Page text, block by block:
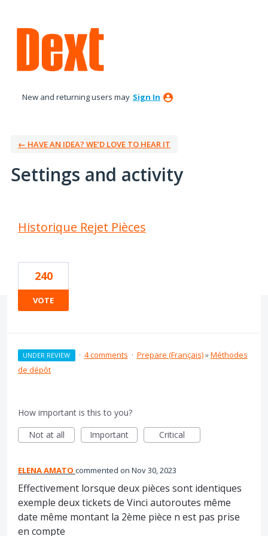
New and returning users may Sign In
← HAVE AN IDEA? WE’D LOVE TO HEAR IT
Settings and activity
Historique Rejet Pièces
240
VOTE
UNDER REVIEW · 4 comments · Prepare (Français)»Méthodes
de dépôt
How important is this to you?
Not at all
Important Critical
ELENA AMATO commented Nov 30, 2023
Effectivement lorsque deux pièces sont identiques
exemple deux tickets de Vinci autoroutes même
date même montant la 2ème pièce n est pas prise
en compte